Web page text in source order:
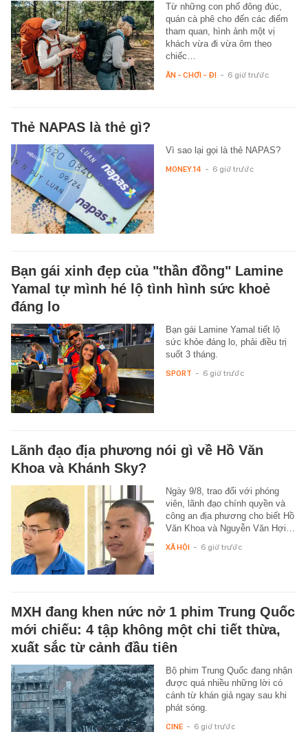
Từ những con phố đông đúc,
quán cà phê cho đến các điểm
tham quan, hình ảnh một vị
khách vừa đi vừa ôm theo
chiếc…
ĂN - CHƠI - ĐI - 6 giờ trước
Thẻ NAPAS là thẻ gì?
Vì sao lại gọi là thẻ NAPAS?
MONEY.14 - 6 giờ trước
Bạn gái xinh đẹp của "thần đồng" Lamine
Yamal tự mình hé lộ tình hình sức khoẻ
đáng lo
Bạn gái Lamine Yamal tiết lộ
sức khỏe đáng lo, phải điều trị
suốt 3 tháng.
SPORT - 6 giờ trước
Lãnh đạo địa phương nói gì về Hồ Văn
Khoa và Khánh Sky?
Ngày 9/8, trao đổi với phóng
viên, lãnh đạo chính quyền và
công an địa phương cho biết Hồ
Văn Khoa và Nguyễn Văn Hợi…
XÃ HỘI - 6 giờ trước
MXH đang khen nức nở 1 phim Trung Quốc
mới chiếu: 4 tập không một chi tiết thừa,
xuất sắc từ cảnh đầu tiên
Bộ phim Trung Quốc đang nhận
được quá nhiều những lời có
cánh từ khán giả ngay sau khi
phát sóng.
CINE - 6 giờ trước